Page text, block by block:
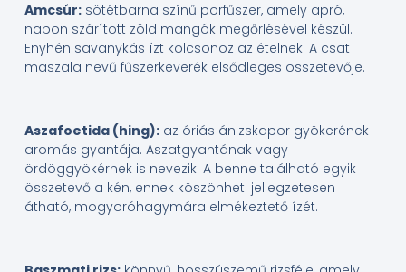
Amcsúr:sötétbarna színű porfűszer, amely apró,
napon szárított zöld mangók megőrlésével készül.
Enyhén savanykás ízt kölcsönöz az ételnek. A csat
maszala nevű fűszerkeverék elsődleges összetevője.
Aszafoetida (hing):az óriás ánizskapor gyökerének
aromás gyantája. Aszatgyantának vagy
ördöggyökérnek is nevezik. A benne található egyik
összetevő a kén, ennek köszönheti jellegzetesen
átható, mogyoróhagymára elmékeztető ízét.